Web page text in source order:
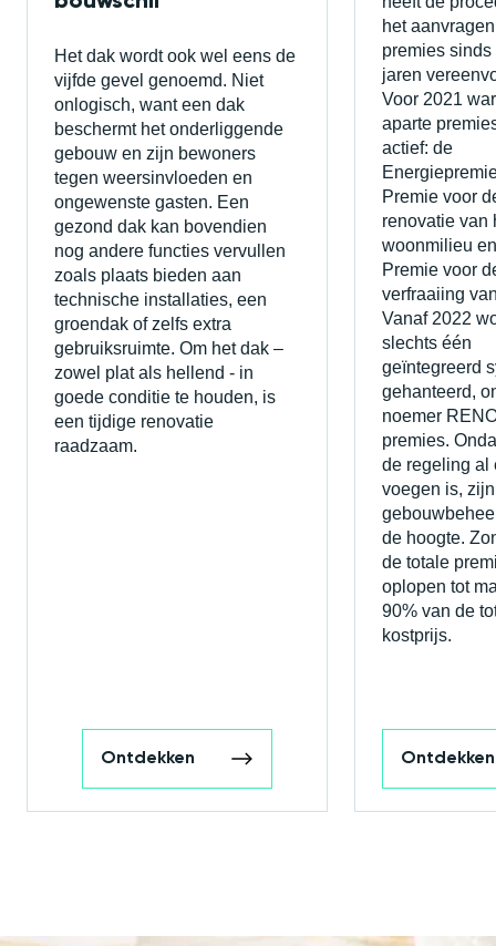
Het dak wordt ook wel eens de
vijfde gevel genoemd. Niet
onlogisch, want een dak
beschermt het onderliggende
gebouw en zijn bewoners
tegen weersinvloeden en
ongewenste gasten. Een
gezond dak kan bovendien
nog andere functies vervullen
zoals plaats bieden aan
technische installaties, een
groendak of zelfs extra
gebruiksruimte. Om het dak –
zowel plat als hellend - in
goede conditie te houden, is
een tijdige renovatie
raadzaam.
Ontdekken
het
premies
jaren
Voor 2021
aparte
actief: de
Premie voor
renovatie van
woonmilieu
Premie voor
verfraaiing
Vanaf 2022
slechts één
geïntegreerd
gehanteerd,
noemer
premies.
de regeling al
voegen is,
de hoogte.
de totale
oplopen tot
90% van de
kostprijs.
Ontdekken